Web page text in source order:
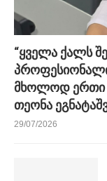
“ყველა ქალს
მხოლოდ ერთი
თეონა
29/07/2026